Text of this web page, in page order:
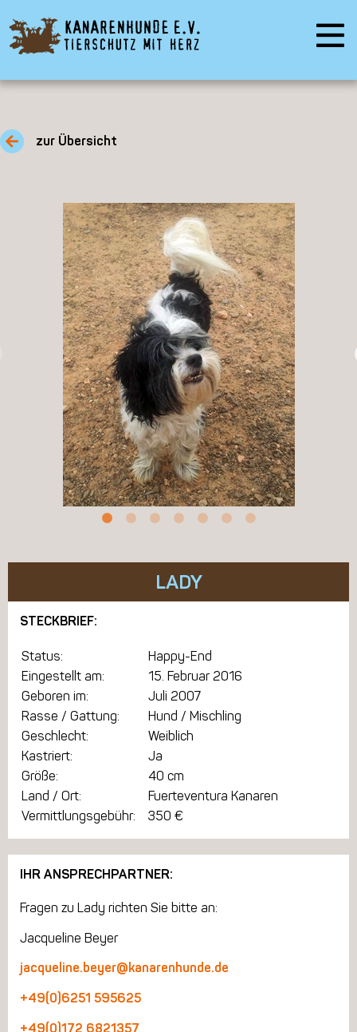
zur Übersicht
LADY
STECKBRIEF:
Status:
Happy-End
Eingestellt am:
15. Februar 2016
Geboren im:
Juli 2007
Rasse / Gattung:
Hund / Mischling
Geschlecht:
Weiblich
Kastriert:
Ja
Größe:
40 cm
Land / Ort:
Fuerteventura Kanaren
Vermittlungsgebühr:
350 €
IHR ANSPRECHPARTNER:
Fragen zu Lady richten Sie bitte an:
Jacqueline Beyer
jacqueline.beyer@kanarenhunde.de
+49(0)6251 595625
+49(0)172 6821357